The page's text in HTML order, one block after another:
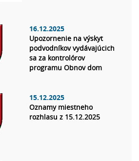
16.12.2025
Upozornenie na výskyt
podvodníkov vydávajúcich
sa za kontrolórov
programu Obnov dom
15.12.2025
Oznamy miestneho
rozhlasu z 15.12.2025